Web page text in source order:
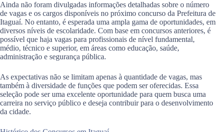
Ainda não foram divulgadas informações detalhadas sobre o número
de vagas e os cargos disponíveis no próximo concurso da Prefeitura de
Itaguaí. No entanto, é esperada uma ampla gama de oportunidades, em
diversos níveis de escolaridade. Com base em concursos anteriores, é
possível que haja vagas para profissionais de nível fundamental,
médio, técnico e superior, em áreas como educação, saúde,
administração e segurança pública.
As expectativas não se limitam apenas à quantidade de vagas, mas
também à diversidade de funções que podem ser oferecidas. Essa
seleção pode ser uma excelente oportunidade para quem busca uma
carreira no serviço público e deseja contribuir para o desenvolvimento
da cidade.